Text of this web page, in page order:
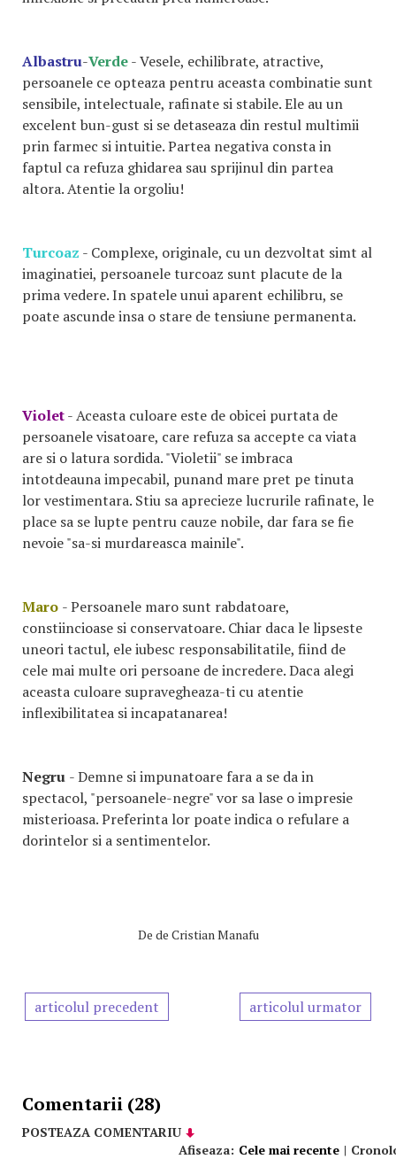
Albastru-Verde- Vesele, echilibrate, atractive,
persoanele ce opteaza pentru aceasta combinatie sunt
sensibile, intelectuale, rafinate si stabile. Ele au un
excelent bun-gust si se detaseaza din restul multimii
prin farmec si intuitie. Partea negativa consta in
faptul ca refuza ghidarea sau sprijinul din partea
altora. Atentie la orgoliu!
Turcoaz - Complexe, originale, cu un dezvoltat simt al
imaginatiei, persoanele turcoaz sunt placute de la
prima vedere. In spatele unui aparent echilibru, se
poate ascunde insa o stare de tensiune permanenta.
Violet- Aceasta culoare este de obicei purtata de
persoanele visatoare, care refuza sa accepte ca viata
are si o latura sordida. "Violetii" se imbraca
intotdeauna impecabil, punand mare pret pe tinuta
lor vestimentara. Stiu sa aprecieze lucrurile rafinate, le
place sa se lupte pentru cauze nobile, dar fara se fie
nevoie "sa-si murdareasca mainile".
Maro - Persoanele maro sunt rabdatoare,
constiincioase si conservatoare. Chiar daca le lipseste
uneori tactul, ele iubesc responsabilitatile, fiind de
cele mai multe ori persoane de incredere. Daca alegi
aceasta culoare supravegheaza-ti cu atentie
inflexibilitatea si incapatanarea!
Negru - Demne si impunatoare fara a se da in
spectacol, "persoanele-negre" vor sa lase o impresie
misterioasa. Preferinta lor poate indica o refulare a
dorintelor si a sentimentelor.
De de Cristian Manafu
articolul precedent articolul urmator
Comentarii (28)
POSTEAZA COMENTARIU
Afiseaza: Cele mai recente |